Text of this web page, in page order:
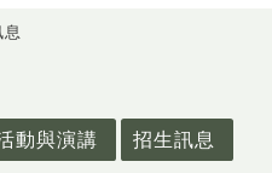
息
動與演講 招生訊息